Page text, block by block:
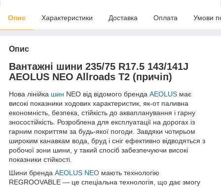
Опис Характеристики Доставка Оплата Умови
Опис
Вантажні шини 235/75 R17.5 143/141J
AEOLUS NEO Allroads T2 (причіп)
Нова лінійка шин NEO від відомого бренда AEOLUS має
високі показники ходових характеристик, як-от паливна
економність, безпека, стійкість до аквапланування і гарну
зносостійкість. Розроблена для експлуатації на дорогах із
гарним покриттям за будь-якої погоди. Завдяки чотирьом
широким канавкам вода, бруд і сніг ефективно відводяться з
робочої зони шини, у такий спосіб забезпечуючи високі
показники стійкості.
Шини бренда AEOLUS NEO мають технологію
REGROOVABLE — це спеціальна технологія, що дає змогу